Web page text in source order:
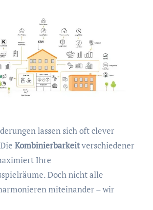
lassen sich oft clever
Kombinierbarkeitverschiedener
Ihre
Doch nicht alle
miteinander – wir